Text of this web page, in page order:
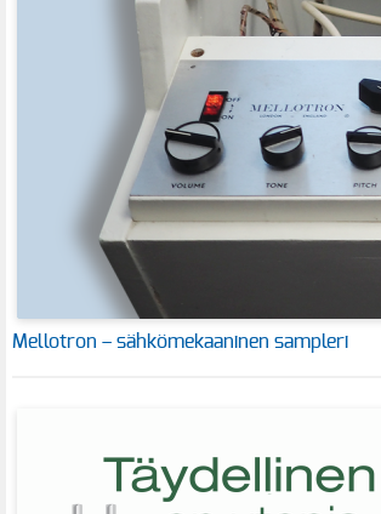
Mellotron – sähkömekaaninen sampleri